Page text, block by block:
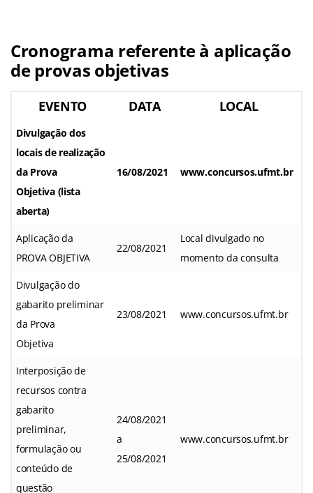
Cronograma referente à aplicação
de provas objetivas
EVENTO DATA LOCAL
Divulgação dos
locais de realização
da Prova
Objetiva (lista
aberta)
16/08/2021 www.concursos.ufmt.br
Aplicação da
PROVA OBJETIVA
22/08/2021
Local divulgado no
momento da consulta
Divulgação do
gabarito preliminar
da Prova
Objetiva
23/08/2021 www.concursos.ufmt.br
Interposição de
recursos contra
gabarito
preliminar,
formulação ou
conteúdo de
questão
24/08/2021
a
25/08/2021
www.concursos.ufmt.br